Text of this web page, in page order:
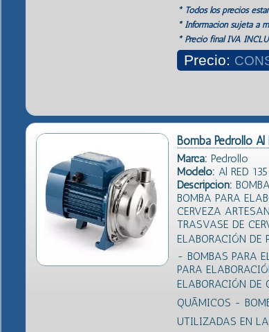
* Todos los precios
* Información sujeta a
* Precio final IVA
Precio:
Bomba Pedrollo
Marca: Pedrollo
Modelo: Al RED
Descripción:
BOMBA PARA
CERVEZA
TRASVASE DE
ELABORACIÓN DE
- BOMBAS PARA
PARA
ELABORACIÓN DE
QUÃMICOS -
UTILIZADAS EN